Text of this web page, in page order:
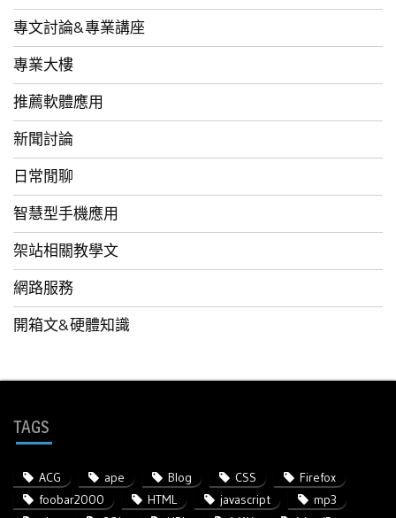
專文討論&專業講座
專業大樓
推薦軟體應用
新聞討論
日常閒聊
智慧型手機應用
架站相關教學文
網路服務
開箱文&硬體知識
TAGS
ACG ape Blog CSS
Firefox
foobar2000
HTML javascript
mp3